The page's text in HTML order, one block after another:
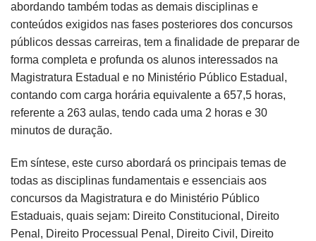
abordando também todas as demais disciplinas e
conteúdos exigidos nas fases posteriores dos concursos
públicos dessas carreiras, tem a finalidade de preparar de
forma completa e profunda os alunos interessados na
Magistratura Estadual e no Ministério Público Estadual,
contando com carga horária equivalente a 657,5 horas,
referente a 263 aulas, tendo cada uma 2 horas e 30
minutos de duração.
Em síntese, este curso abordará os principais temas de
todas as disciplinas fundamentais e essenciais aos
concursos da Magistratura e do Ministério Público
Estaduais, quais sejam: Direito Constitucional, Direito
Penal, Direito Processual Penal, Direito Civil, Direito